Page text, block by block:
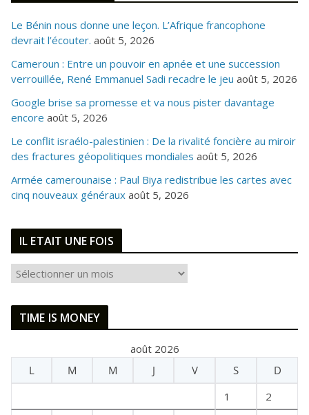
Le Bénin nous donne une leçon. L’Afrique francophone
devrait l’écouter. août 5, 2026
Cameroun : Entre un pouvoir en apnée et une succession
verrouillée, René Emmanuel Sadi recadre le jeu août 5, 2026
Google brise sa promesse et va nous pister davantage
encore août 5, 2026
Le conflit israélo-palestinien : De la rivalité foncière au miroir
des fractures géopolitiques mondiales août 5, 2026
Armée camerounaise : Paul Biya redistribue les cartes avec
cinq nouveaux généraux août 5, 2026
IL ETAIT UNE FOIS
E
I
U
TIME IS MONEY
août 2026
L
M M J V S
D
1
2